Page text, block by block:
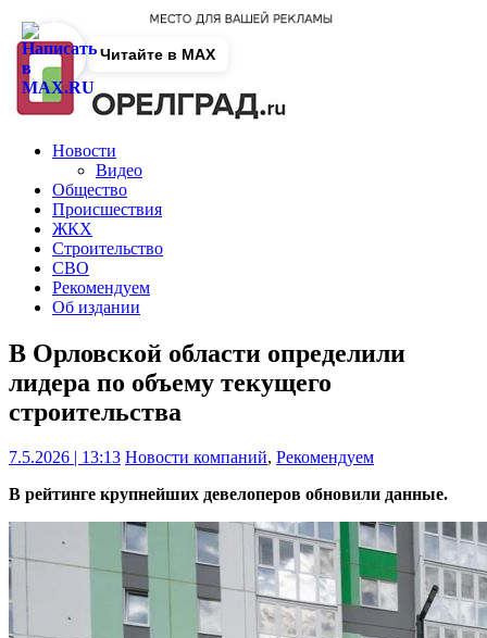
Новости
Видео
Общество
Происшествия
ЖКХ
Строительство
СВО
Рекомендуем
Об издании
В Орловской области определили
лидера по объему текущего
строительства
7.5.2026 | 13:13 Новости компаний, Рекомендуем
В рейтинге крупнейших девелоперов обновили данные.
Читайте в MAX